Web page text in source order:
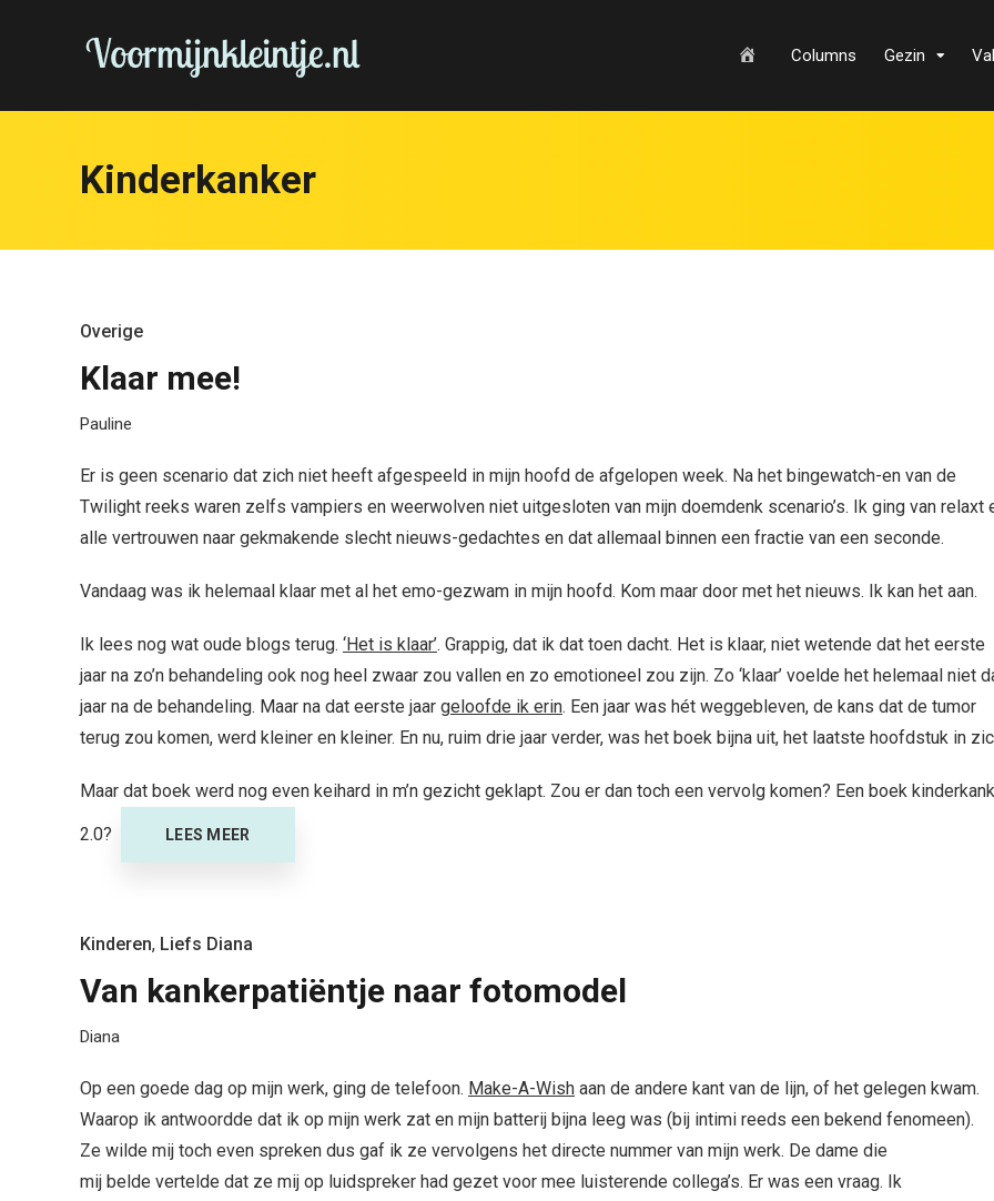
Columns Gezin
Kinderkanker
Overige
Klaar mee!
Pauline
Er is geen scenario dat zich niet heeft afgespeeld in mijn hoofd de afgelopen week. Na het bingewatch-en van de
Twilight reeks waren zelfs vampiers en weerwolven niet uitgesloten van mijn doemdenk scenario’s. Ik ging van relaxt
alle vertrouwen naar gekmakende slecht nieuws-gedachtes en dat allemaal binnen een fractie van een seconde.
Vandaag was ik helemaal klaar met al het emo-gezwam in mijn hoofd. Kom maar door met het nieuws. Ik kan het aan.
Ik lees nog wat oude blogs terug. ‘Het is klaar’. Grappig, dat ik dat toen dacht. Het is klaar, niet wetende dat het eerste
jaar na zo’n behandeling ook nog heel zwaar zou vallen en zo emotioneel zou zijn. Zo ‘klaar’ voelde het helemaal niet
jaar na de behandeling. Maar na dat eerste jaar geloofde ik erin. Een jaar was hét weggebleven, de kans dat de tumor
terug zou komen, werd kleiner en kleiner. En nu, ruim drie jaar verder, was het boek bijna uit, het laatste hoofdstuk in
Maar dat boek werd nog even keihard in m’n gezicht geklapt. Zou er dan toch een vervolg komen? Een boek
2.0? LEES MEER
Kinderen, Liefs Diana
Van kankerpatiëntje naar fotomodel
Diana
Op een goede dag op mijn werk, ging de telefoon. Make-A-Wish aan de andere kant van de lijn, of het gelegen kwam.
Waarop ik antwoordde dat ik op mijn werk zat en mijn batterij bijna leeg was (bij intimi reeds een bekend fenomeen).
Ze wilde mij toch even spreken dus gaf ik ze vervolgens het directe nummer van mijn werk. De dame die
mij belde vertelde dat ze mij op luidspreker had gezet voor mee luisterende collega’s. Er was een vraag. Ik